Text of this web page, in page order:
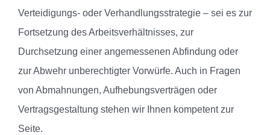
Verteidigungs- oder Verhandlungsstrategie – sei es zur
Fortsetzung des Arbeitsverhältnisses, zur
Durchsetzung einer angemessenen Abfindung oder
zur Abwehr unberechtigter Vorwürfe. Auch in Fragen
von Abmahnungen, Aufhebungsverträgen oder
Vertragsgestaltung stehen wir Ihnen kompetent zur
Seite.